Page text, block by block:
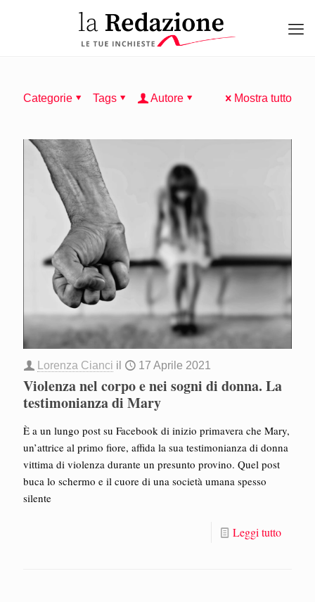
Categorie Tags Autore Mostra tutto
Lorenza Cianci il 17 Aprile 2021
Violenza nel corpo e nei sogni di donna. La
testimonianza di Mary
È a un lungo post su Facebook di inizio primavera che Mary,
un’attrice al primo fiore, affida la sua testimonianza di donna
vittima di violenza durante un presunto provino. Quel post
buca lo schermo e il cuore di una società umana spesso
silente
Leggi tutto